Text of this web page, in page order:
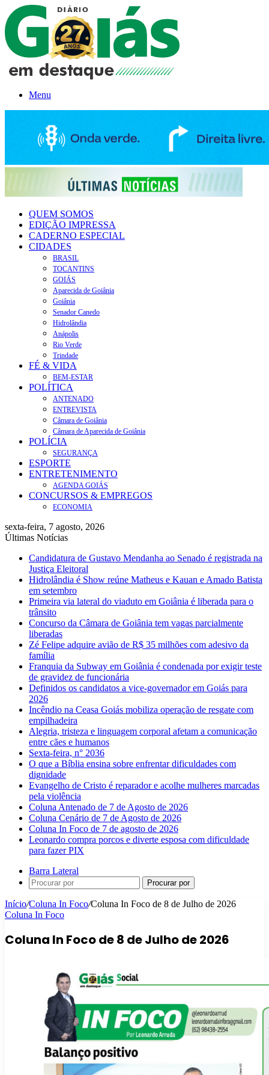
Menu
QUEM SOMOS
EDIÇÃO IMPRESSA
CADERNO ESPECIAL
CIDADES
BRASIL
TOCANTINS
GOIÁS
Aparecida de Goiânia
Goiânia
Senador Canedo
Hidrolândia
Anápolis
Rio Verde
Trindade
FÉ & VIDA
BEM-ESTAR
POLÍTICA
ANTENADO
ENTREVISTA
Câmara de Goiânia
Câmara de Aparecida de Goiânia
POLÍCIA
SEGURANÇA
ESPORTE
ENTRETENIMENTO
AGENDA GOIÁS
CONCURSOS & EMPREGOS
ECONOMIA
sexta-feira, 7 agosto, 2026
Últimas Notícias
Candidatura de Gustavo Mendanha ao Senado é registrada na
Justiça Eleitoral
Hidrolândia é Show reúne Matheus e Kauan e Amado Batista
em setembro
Primeira via lateral do viaduto em Goiânia é liberada para o
trânsito
Concurso da Câmara de Goiânia tem vagas parcialmente
liberadas
Zé Felipe adquire avião de R$ 35 milhões com adesivo da
família
Franquia da Subway em Goiânia é condenada por exigir teste
de gravidez de funcionária
Definidos os candidatos a vice-governador em Goiás para
2026
Incêndio na Ceasa Goiás mobiliza operação de resgate com
empilhadeira
Alegria, tristeza e linguagem corporal afetam a comunicação
entre cães e humanos
Sexta-feira, n° 2036
O que a Bíblia ensina sobre enfrentar dificuldades com
dignidade
Evangelho de Cristo é reparador e acolhe mulheres marcadas
pela violência
Coluna Antenado de 7 de Agosto de 2026
Coluna Cenário de 7 de Agosto de 2026
Coluna In Foco de 7 de agosto de 2026
Leonardo compra porcos e diverte esposa com dificuldade
para fazer PIX
Barra Lateral
Procurar por
Início/Coluna In Foco/Coluna In Foco de 8 de Julho de 2026
Coluna In Foco
Coluna In Foco de 8 de Julho de 2026